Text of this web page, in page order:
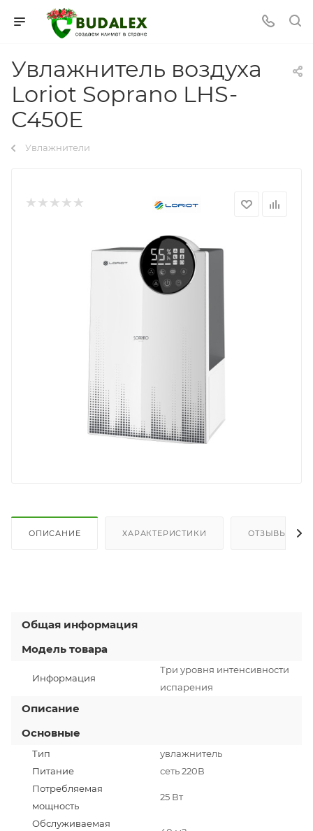
Увлажнитель воздуха
Loriot Soprano LHS-
C450E
Увлажнители
ОПИСАНИЕ ХАРАКТЕРИСТИКИ ОТЗЫВЫ
Общая информация
Модель товара
Информация
Три уровня интенсивности
испарения
Описание
Основные
Тип
увлажнитель
Питание
сеть 220В
Потребляемая
мощность
25 Вт
Обслуживаемая